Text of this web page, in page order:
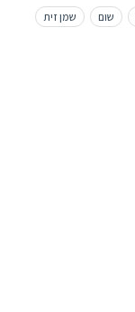
שום שמן זית